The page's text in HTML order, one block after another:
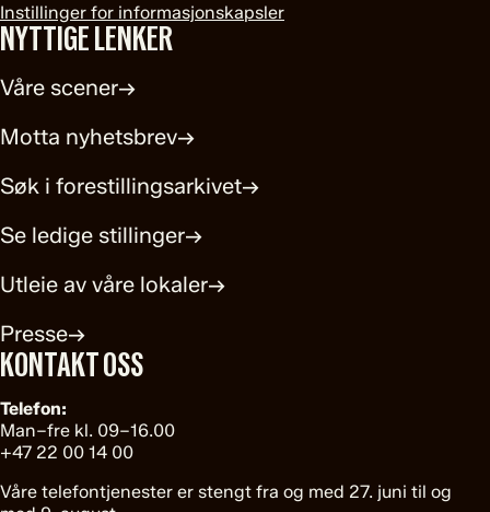
Instillinger for informasjonskapsler
NYTTIGE LENKER
Våre scener→
Motta nyhetsbrev→
Søk i forestillingsarkivet→
Se ledige stillinger→
Utleie av våre lokaler→
Presse→
KONTAKT OSS
Telefon:
Man–fre kl. 09–16.00
+47 22 00 14 00
Våre telefontjenester er stengt fra og med 27. juni til og